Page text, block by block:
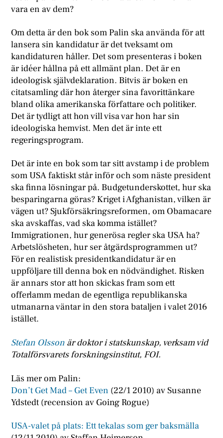
vara en av dem?
Om detta är den bok som Palin ska använda för att
lansera sin kandidatur är det tveksamt om
kandidaturen håller. Det som presenteras i boken
är idéer hållna på ett allmänt plan. Det är en
ideologisk självdeklaration. Bitvis är boken en
citatsamling där hon återger sina favorittänkare
bland olika amerikanska författare och politiker.
Det är tydligt att hon vill visa var hon har sin
ideologiska hemvist. Men det är inte ett
regeringsprogram.
Det är inte en bok som tar sitt avstamp i de problem
som USA faktiskt står inför och som näste president
ska finna lösningar på. Budgetunderskottet, hur ska
besparingarna göras? Kriget i Afghanistan, vilken är
vägen ut? Sjukförsäkringsreformen, om Obamacare
ska avskaffas, vad ska komma istället?
Immigrationen, hur generösa regler ska USA ha?
Arbetslösheten, hur ser åtgärdsprogrammen ut?
För en realistisk presidentkandidatur är en
uppföljare till denna bok en nödvändighet. Risken
är annars stor att hon skickas fram som ett
offerlamm medan de egentliga republikanska
utmanarna väntar in den stora bataljen i valet 2016
istället.
Stefan Olsson är doktor i statskunskap, verksam vid
Totalförsvarets forskningsinstitut, FOI.
Läs mer om Palin:
Don’t Get Mad – Get Even (22/1 2010) av Susanne
Ydstedt (recension av Going Rogue)
USA-valet på plats: Ett tekalas som ger baksmälla